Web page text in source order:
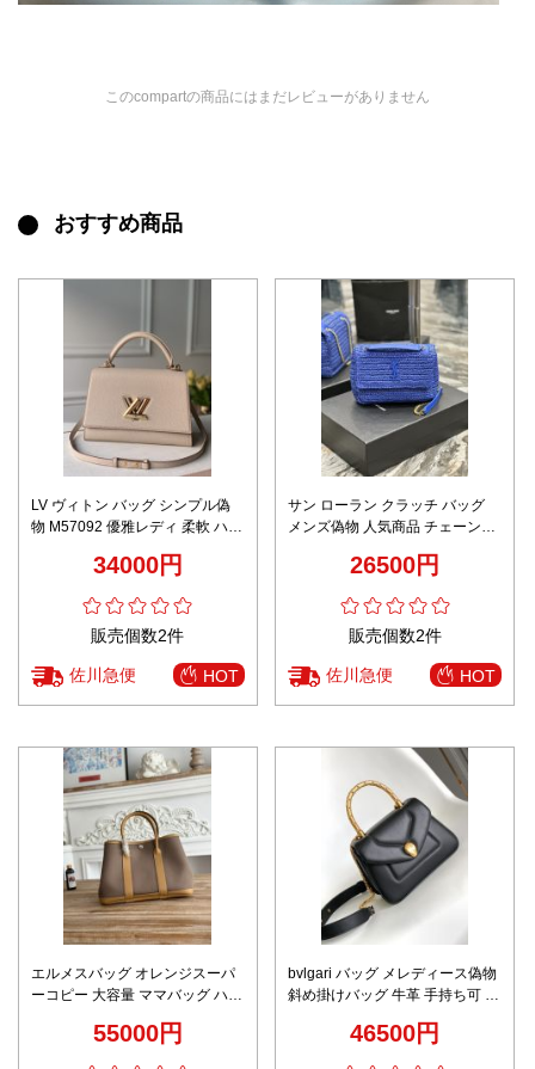
このcompartの商品にはまだレビューがありません
おすすめ商品
LV ヴィトン バッグ シンプル偽
物 M57092 優雅レディ 柔軟 ハン
34000円
販売個数2件
佐川急便 HOT
サン ローラン クラッチ バッグ
メンズ偽物 人気商品 チェーンバ
633151 ブルー26500円
販売個数2件
佐川急便 HOT
エルメスバッグ オレンジスーパ
ーコピー 大容量 ママバッグ ハン
55000円
bvlgari バッグ メレディース偽物
斜め掛けバッグ 牛革 手持ち可 蛇
46500円